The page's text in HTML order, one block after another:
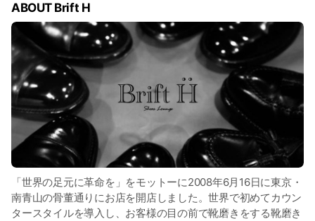
ABOUT Brift H
「世界の足元に革命を」をモットーに2008年6月16日に東京・
南青山の骨董通りにお店を開店しました。世界で初めてカウン
タースタイルを導入し、お客様の目の前で靴磨きをする靴磨き